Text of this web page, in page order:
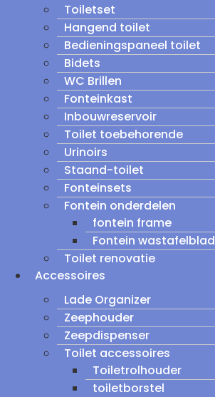
Toiletset
Hangend toilet
Bedieningspaneel toilet
Bidets
WC Brillen
Fonteinkast
Inbouwreservoir
Toilet toebehorende
Urinoirs
Staand-toilet
Fonteinsets
Fontein onderdelen
fontein frame
Fontein wastafelblad
Toilet renovatie
Accessoires
Lade Organizer
Zeephouder
Zeepdispenser
Toilet accessoires
Toiletrolhouder
toiletborstel